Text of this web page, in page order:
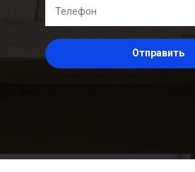
Отправить